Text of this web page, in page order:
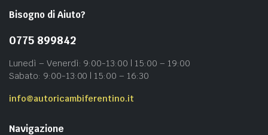
Bisogno di Aiuto?
0775 899842
Lunedì – Venerdì: 9:00-13:00 | 15:00 – 19:00
Sabato: 9:00-13:00 | 15:00 – 16:30
info@autoricambiferentino.it
Navigazione